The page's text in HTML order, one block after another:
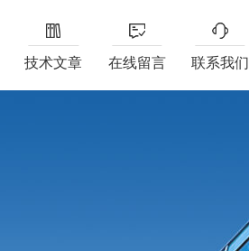
技术文章 在线留言 联系我们